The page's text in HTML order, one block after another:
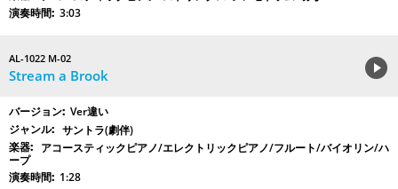
3:03
AL-1022 M-02
Stream a Brook
Ver違い
サントラ(劇伴)
アコースティックピアノ/エレクトリックピアノ/フルート/バイオリン/ハ
ープ
1:28